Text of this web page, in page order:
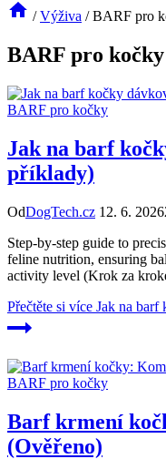
/ Výživa / BARF pro
BARF pro kočky
BARF pro kočky
Jak na barf
příklady)
OdDogTech.cz 12. 6. 2026
Step-by-step guide to
feline nutrition, ensuring
activity level (Krok za
Přečtěte si více Jak na barf
BARF pro kočky
Barf krmení
(Ověřeno)